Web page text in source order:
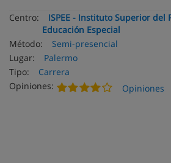
Centro:
ISPEE - Instituto Superior del
Educación Especial
Método:
Semi-presencial
Lugar:
Palermo
Tipo:
Carrera
Opiniones:
Opiniones